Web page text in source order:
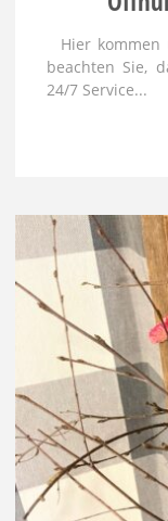
Hier kommen
beachten Sie,
24/7 Service...